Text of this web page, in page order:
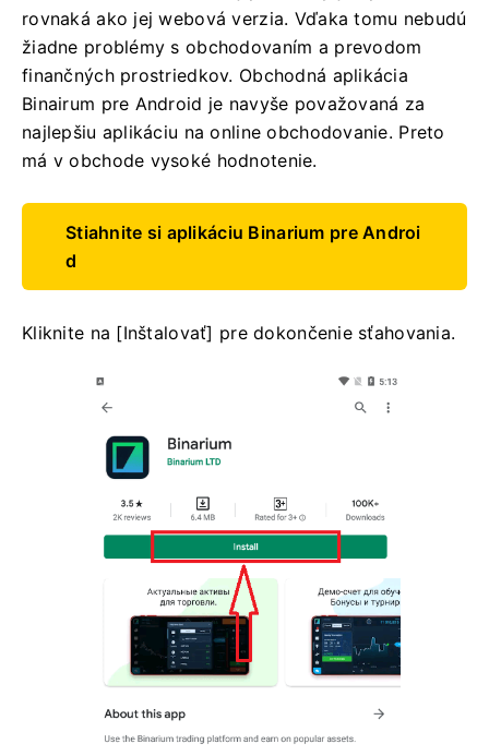
rovnaká ako jej webová verzia. Vďaka tomu nebudú
žiadne problémy s obchodovaním a prevodom
finančných prostriedkov. Obchodná aplikácia
Binairum pre Android je navyše považovaná za
najlepšiu aplikáciu na online obchodovanie. Preto
má v obchode vysoké hodnotenie.
Stiahnite si aplikáciu Binarium pre Androi
d
Kliknite na [Inštalovať] pre dokončenie sťahovania.